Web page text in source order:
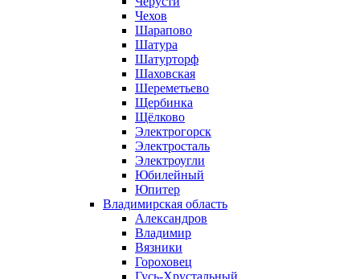
Чехов
Шарапово
Шатура
Шатурторф
Шаховская
Шереметьево
Щербинка
Щёлково
Электрогорск
Электросталь
Электроугли
Юбилейный
Юпитер
Владимирская область
Александров
Владимир
Вязники
Гороховец